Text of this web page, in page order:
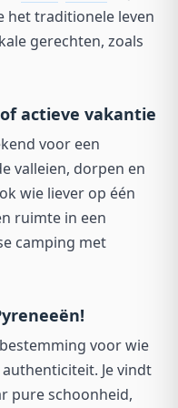
het traditionele leven
gerechten, zoals
actieve vakantie
voor een
valleien, dorpen en
wie liever op één
ruimte in een
camping met
voor wie
Je vindt
pure schoonheid,